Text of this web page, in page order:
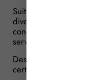
Suite à la
diverses
concernant
services.
Des précisions
certaines d’entre